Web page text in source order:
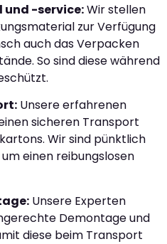
-service:Wir stellen
zur Verfügung
auch das Verpacken
So sind diese während
Unsere erfahrenen
sicheren Transport
Wir sind pünktlich
einen reibungslosen
Unsere Experten
Demontage und
diese beim Transport